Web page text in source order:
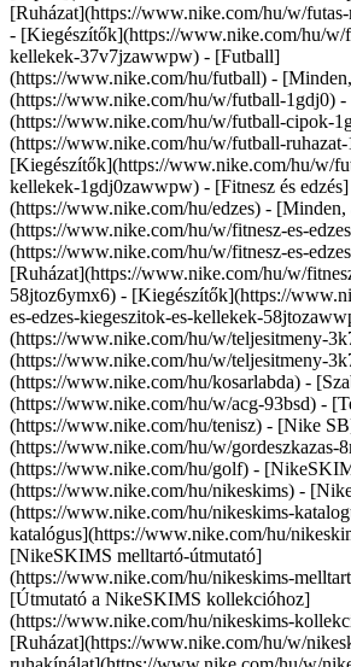
[Ruházat](https://www.nike.com/hu/w/
- [Kiegészítők](https://www.nike.com/hu/w/
kellekek-37v7jzawwpw) - [Futball]
(https://www.nike.com/hu/futball) -
(https://www.nike.com/hu/w/futball-1gdj0)
(https://www.nike.com/hu/w/futball-cipok-
(https://www.nike.com/hu/w/futball-
[Kiegészítők](https://www.nike.com/hu/w/
kellekek-1gdj0zawwpw) - [Fitnesz és edzés]
(https://www.nike.com/hu/edzes) - [Minden,
(https://www.nike.com/hu/w/fitnesz-es-
(https://www.nike.com/hu/w/fitnesz-es-
[Ruházat](https://www.nike.com/hu/w/
58jtoz6ymx6) - [Kiegészítők](https://
es-edzes-kiegeszitok-es-kellekek-
(https://www.nike.com/hu/w/teljesitmeny-
(https://www.nike.com/hu/w/teljesitmeny-
(https://www.nike.com/hu/kosarlabda) -
(https://www.nike.com/hu/w/acg-93bsd) -
(https://www.nike.com/hu/tenisz) - [Nike
(https://www.nike.com/hu/w/
(https://www.nike.com/hu/golf) -
(https://www.nike.com/hu/nikeskims) -
(https://www.nike.com/hu/nikeskims-
katalógus](https://www.nike.com/hu/
[NikeSKIMS melltartó-útmutató]
(https://www.nike.com/hu/nikeskims-
[Útmutató a NikeSKIMS kollekcióhoz]
(https://www.nike.com/hu/nikeskims-
[Ruházat](https://www.nike.com/hu/w/